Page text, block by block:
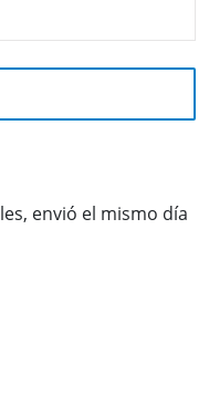
envió el mismo día